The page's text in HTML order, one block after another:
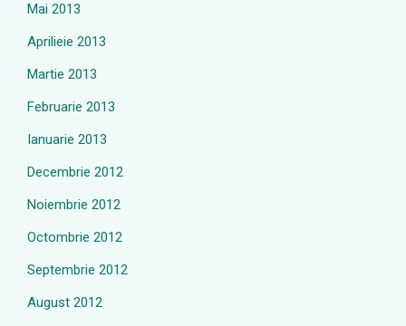
Mai 2013
Aprilieie 2013
Martie 2013
Februarie 2013
Ianuarie 2013
Decembrie 2012
Noiembrie 2012
Octombrie 2012
Septembrie 2012
August 2012